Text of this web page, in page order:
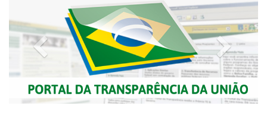
Previous Next